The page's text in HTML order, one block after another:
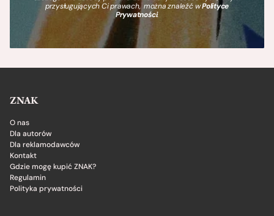
przysługujących Ci prawach, można znaleźć wPolityce
Prywatności.
ZNAK
O nas
Dla autorów
Dla reklamodawców
Kontakt
Gdzie mogę kupić ZNAK?
Regulamin
Polityka prywatności